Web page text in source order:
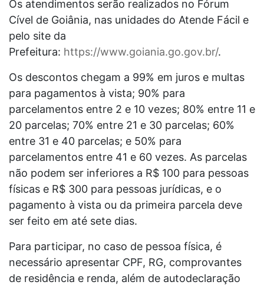
Os atendimentos serão realizados no Fórum
Cível de Goiânia, nas unidades do Atende Fácil e
pelo site da
Prefeitura: https://www.goiania.go.gov.br/.
Os descontos chegam a 99% em juros e multas
para pagamentos à vista; 90% para
parcelamentos entre 2 e 10 vezes; 80% entre 11 e
20 parcelas; 70% entre 21 e 30 parcelas; 60%
entre 31 e 40 parcelas; e 50% para
parcelamentos entre 41 e 60 vezes. As parcelas
não podem ser inferiores a R$ 100 para pessoas
físicas e R$ 300 para pessoas jurídicas, e o
pagamento à vista ou da primeira parcela deve
ser feito em até sete dias.
Para participar, no caso de pessoa física, é
necessário apresentar CPF, RG, comprovantes
de residência e renda, além de autodeclaração